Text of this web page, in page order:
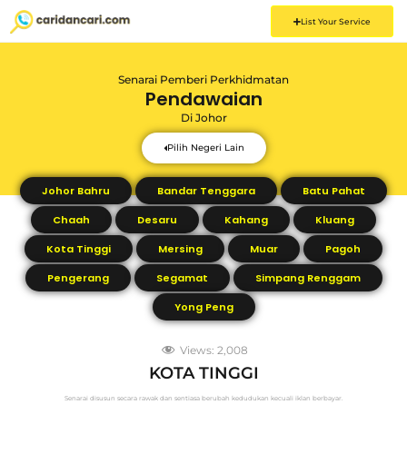
List Your Service
Senarai Pemberi Perkhidmatan
Pendawaian
Di Johor
Pilih Negeri Lain
Johor Bahru Bandar Tenggara
Batu Pahat
Chaah
Desaru Kahang
Kluang
Kota Tinggi
Mersing Muar
Pagoh
Pengerang
Segamat
Simpang Renggam
Yong Peng
Views: 2,008
KOTA TINGGI
Senarai disusun secara rawak dan sentiasa berubah kedudukan kecuali iklan berbayar.